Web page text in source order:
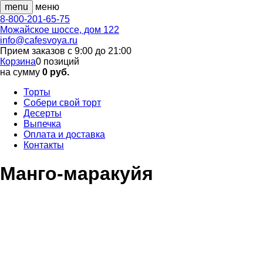
menu
меню
8-800-201-65-75
Можайское шоссе, дом 122
info@cafesvoya.ru
Прием заказов с 9:00 до 21:00
Корзина0 позиций
на сумму 0 руб.
Торты
Собери свой торт
Десерты
Выпечка
Оплата и доставка
Контакты
Манго-маракуйя